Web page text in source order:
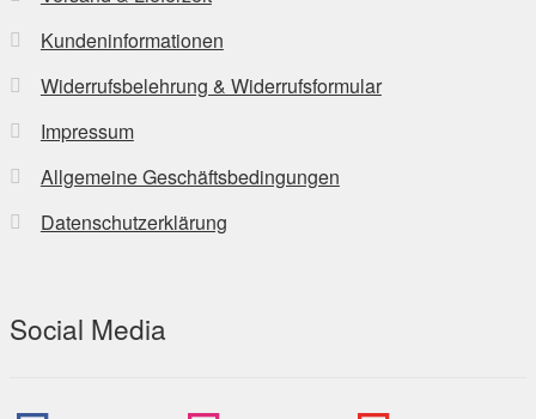
Kunden­informationen
Widerrufsbelehrung & Widerrufsformular
Impressum
Allgemeine Geschäftsbedingungen
Datenschutzerklärung
Social Media